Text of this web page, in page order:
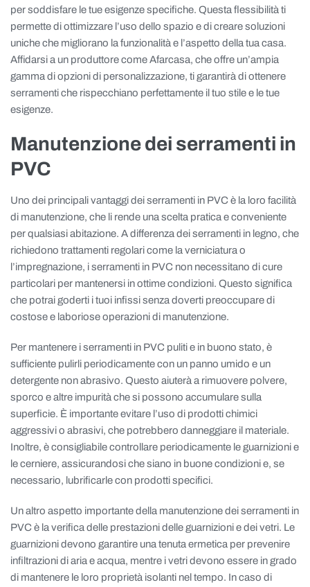
per soddisfare le tue esigenze specifiche. Questa flessibilità ti
permette di ottimizzare l’uso dello spazio e di creare soluzioni
uniche che migliorano la funzionalità e l’aspetto della tua casa.
Affidarsi a un produttore come Afarcasa, che offre un’ampia
gamma di opzioni di personalizzazione, ti garantirà di ottenere
serramenti che rispecchiano perfettamente il tuo stile e le tue
esigenze.
Manutenzione dei serramenti in
PVC
Uno dei principali vantaggi dei serramenti in PVC è la loro facilità
di manutenzione, che li rende una scelta pratica e conveniente
per qualsiasi abitazione. A differenza dei serramenti in legno, che
richiedono trattamenti regolari come la verniciatura o
l’impregnazione, i serramenti in PVC non necessitano di cure
particolari per mantenersi in ottime condizioni. Questo significa
che potrai goderti i tuoi infissi senza doverti preoccupare di
costose e laboriose operazioni di manutenzione.
Per mantenere i serramenti in PVC puliti e in buono stato, è
sufficiente pulirli periodicamente con un panno umido e un
detergente non abrasivo. Questo aiuterà a rimuovere polvere,
sporco e altre impurità che si possono accumulare sulla
superficie. È importante evitare l’uso di prodotti chimici
aggressivi o abrasivi, che potrebbero danneggiare il materiale.
Inoltre, è consigliabile controllare periodicamente le guarnizioni e
le cerniere, assicurandosi che siano in buone condizioni e, se
necessario, lubrificarle con prodotti specifici.
Un altro aspetto importante della manutenzione dei serramenti in
PVC è la verifica delle prestazioni delle guarnizioni e dei vetri. Le
guarnizioni devono garantire una tenuta ermetica per prevenire
infiltrazioni di aria e acqua, mentre i vetri devono essere in grado
di mantenere le loro proprietà isolanti nel tempo. In caso di